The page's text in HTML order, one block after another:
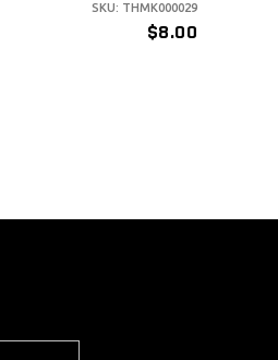
$8.00
SKU: THMK000029